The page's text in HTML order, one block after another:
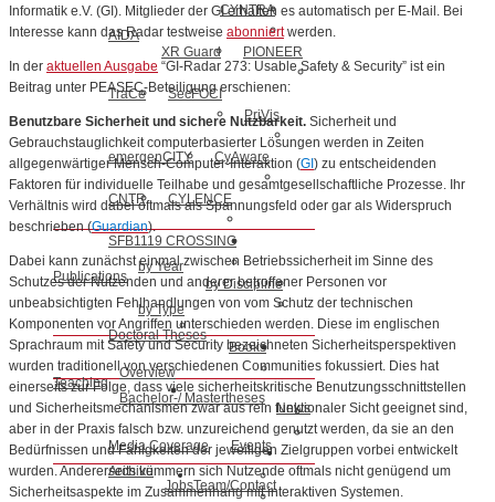
CYNTRA
AIDA
XR Guard
PIONEER
TraCe
SecFOCI
PriVis
emergenCITY CyAware
CNTR CYLENCE
SFB1119 CROSSING
Publications
by Year
by Discipline
by Type
Doctoral Theses
Books
Teaching
Overview
Bachelor-/ Mastertheses
News
Media Coverage
Events
Archive
JobsTeam/Contact
Informatik e.V. (GI). Mitglieder der GI erhalten es automatisch per E-Mail. Bei
Interesse kann das Radar testweise abonniertwerden.
In der aktuellen Ausgabe “GI-Radar 273: Usable Safety & Security” ist ein
Beitrag unter PEASEC-Beteiligung erschienen:
Benutzbare Sicherheit und sichere Nutzbarkeit. Sicherheit und
Gebrauchstauglichkeit computerbasierter Lösungen werden in Zeiten
allgegenwärtiger Mensch-Computer-Interaktion (GI ) zu entscheidenden
Faktoren für individuelle Teilhabe und gesamtgesellschaftliche Prozesse. Ihr
Verhältnis wird dabei oftmals als Spannungsfeld oder gar als Widerspruch
beschrieben (Guardian).
Dabei kann zunächst einmal zwischen Betriebssicherheit im Sinne des
Schutzes der Nutzenden und anderer betroffener Personen vor
unbeabsichtigten Fehlhandlungen von vom Schutz der technischen
Komponenten vor Angriffen unterschieden werden. Diese im englischen
Sprachraum mit Safety und Security bezeichneten Sicherheitsperspektiven
wurden traditionell von verschiedenen Communities fokussiert. Dies hat
einerseits zur Folge, dass viele sicherheitskritische Benutzungsschnittstellen
und Sicherheitsmechanismen zwar aus rein funktionaler Sicht geeignet sind,
aber in der Praxis falsch bzw. unzureichend genutzt werden, da sie an den
Bedürfnissen und Fähigkeiten der jeweiligen Zielgruppen vorbei entwickelt
wurden. Andererseits kümmern sich Nutzende oftmals nicht genügend um
Sicherheitsaspekte im Zusammenhang mit interaktiven Systemen.